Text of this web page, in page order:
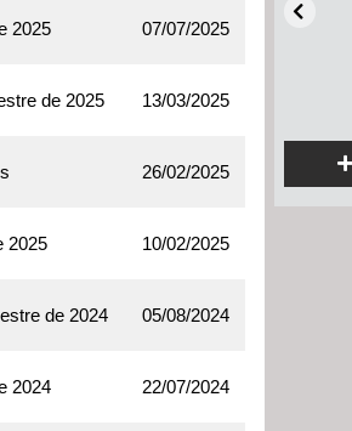
2025 07/07/2025
de 2025 13/03/2025
26/02/2025
2025 10/02/2025
de 2024 05/08/2024
2024 22/07/2024